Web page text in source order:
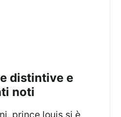
noti